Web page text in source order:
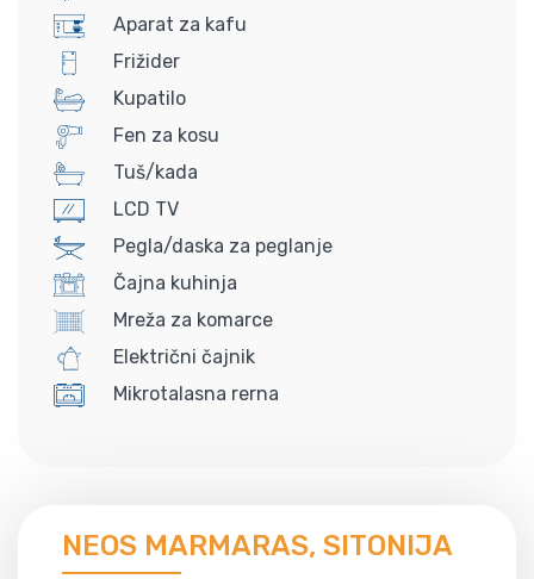
Aparat za kafu
Frižider
Kupatilo
Fen za kosu
Tuš/kada
LCD TV
Pegla/daska za peglanje
Čajna kuhinja
Mreža za komarce
Električni čajnik
Mikrotalasna rerna
NEOS MARMARAS, SITONIJA